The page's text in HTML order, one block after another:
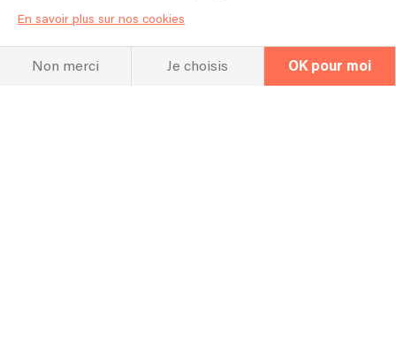
En savoir plus sur nos cookies
Non merci Je choisis OK pour moi